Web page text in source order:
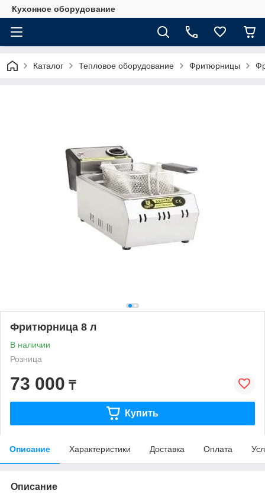
Кухонное оборудование
Каталог Тепловое оборудование Фритюрницы
Фритюрница 8 л
В наличии
Розница
73 000 ₸
Купить
Описание Характеристики Доставка Оплата
Описание